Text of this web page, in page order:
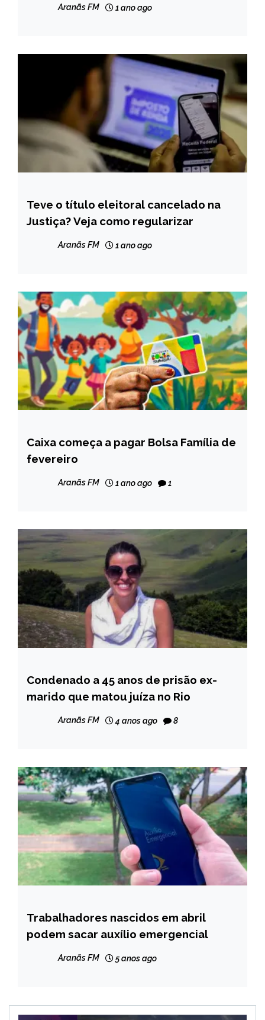
Aranãs FM 1 ano ago
BRASIL
NOTÍCIAS
Teve o título eleitoral cancelado na
Justiça? Veja como regularizar
Aranãs FM 1 ano ago
BRASIL
NOTÍCIAS
Caixa começa a pagar Bolsa Família de
fevereiro
Aranãs FM 1 ano ago 1
BRASIL
NOTÍCIAS
Condenado a 45 anos de prisão ex-
marido que matou juíza no Rio
Aranãs FM 4 anos ago 8
BRASIL
NOTÍCIAS
Trabalhadores nascidos em abril
podem sacar auxílio emergencial
Aranãs FM 5 anos ago